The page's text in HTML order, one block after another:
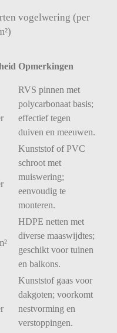
vogelwering (per
Opmerkingen
RVS pinnen met
polycarbonaat basis;
effectieftegen
duiven en meeuwen.
KunststofofPVC
schroot met
muiswering;
eenvoudig te
monteren.
HDPE netten met
diverse maaswijdtes;
geschikt voor tuinen
en balkons.
Kunststof gaas voor
dakgoten; voorkomt
nestvorming en
verstoppingen.